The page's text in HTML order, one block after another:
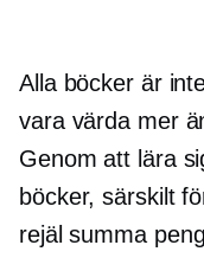
Alla böcker är
vara värda mer
Genom att lära
böcker, särskilt
rejäl summa